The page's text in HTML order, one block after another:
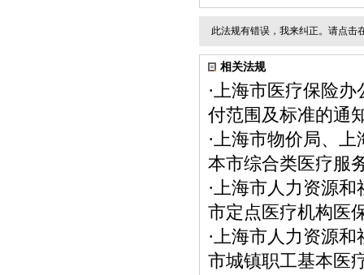
此法规有错误，我来纠正。请点击
相关法规
·上海市医疗保险办
付范围及标准的通
·上海市物价局、上
本市综合类医疗服
·上海市人力资源和
市定点医疗机构医
·上海市人力资源和
市城镇职工基本医